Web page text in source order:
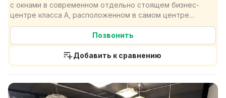
с окнами в современном отдельно стоящем бизнес-
центре класса А, расположенном в самом центре
Минска по...
Позвонить
Добавить к сравнению